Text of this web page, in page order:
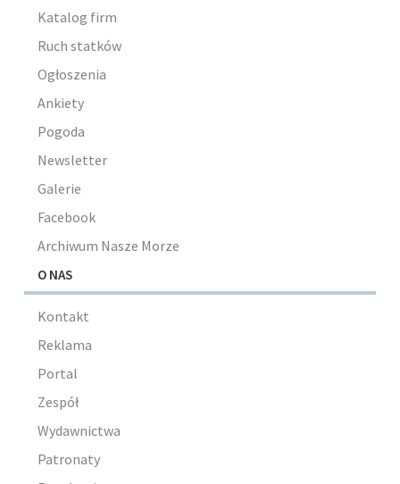
Katalog firm
Ruch statków
Ogłoszenia
Ankiety
Pogoda
Newsletter
Galerie
Facebook
Archiwum Nasze Morze
O NAS
Kontakt
Reklama
Portal
Zespół
Wydawnictwa
Patronaty